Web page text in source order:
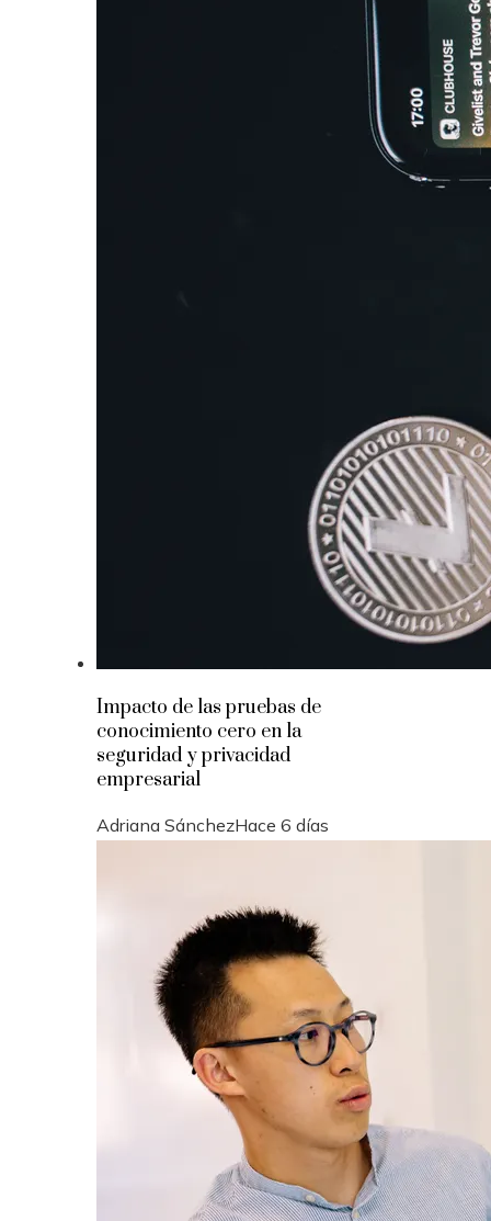
Impacto de las pruebas de
conocimiento cero en la
seguridad y privacidad
empresarial
Adriana SánchezHace 6 días